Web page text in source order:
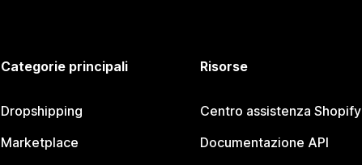
Categorie principali
Dropshipping
Marketplace
Risorse
Centro assistenza Shopify
Documentazione API